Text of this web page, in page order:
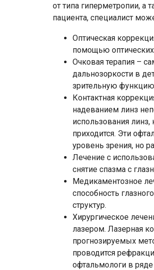
от типа гиперметропии, а
пациента, специалист
Оптическая
помощью
Очковая терапия –
дальнозоркости в
зрительную
Контактная
надеванием линз
использования
приходится. Эти
уровень зрения, но
Лечение с
снятие спазма с
Медикаментозное
способность
структур.
Хирургическое
лазером. Лазерная
прогнозируемых
проводится
офтальмологи в